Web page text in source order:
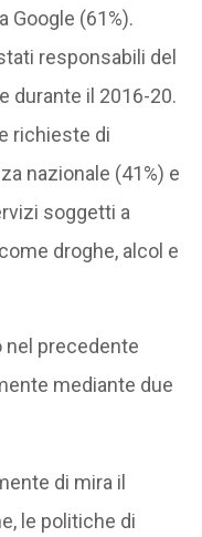
Google (61%).
responsabili del
durante il 2016-20.
richieste di
nazionale (41%) e
soggetti a
droghe, alcol e
nel precedente
mediante due
di mira il
le politiche di